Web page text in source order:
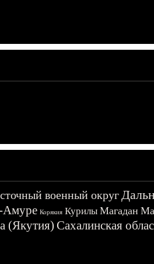
военный округ
Амуре Корякия Курилы Магадан
(Якутия) Сахалинская